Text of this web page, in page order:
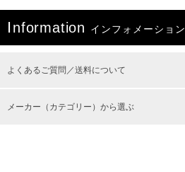
I nformation インフォメーション
よくあるご質問／送料について
メーカー（カテゴリー）から選ぶ